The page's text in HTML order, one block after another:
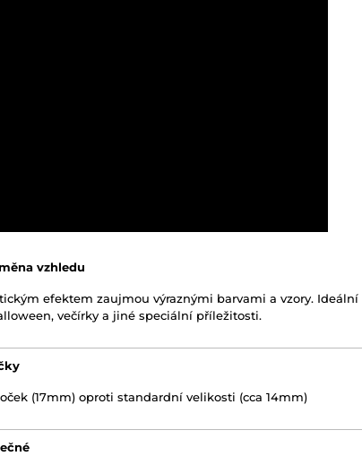
vzhledu
efektem zaujmou výraznými barvami a vzory. Ideální
večírky a jiné speciální příležitosti.
(17mm) oproti standardní velikosti (cca 14mm)